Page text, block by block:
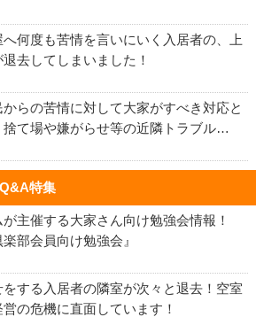
何度も苦情を言いにいく入居者の、上
去してしまいました！
らの苦情に対して大家がすべき対応と
捨て場や嫌がらせ等の近隣トラブル…
特集
主催する大家さん向け勉強会情報！
楽部会員向け勉強会』
する入居者の隣室が次々と退去！空室
の危機に直面しています！